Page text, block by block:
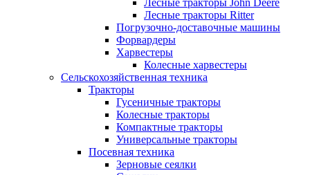
Лесные тракторы John Deere
Лесные тракторы Ritter
Погрузочно-доставочные машины
Форвардеры
Харвестеры
Колесные харвестеры
Сельскохозяйственная техника
Тракторы
Гусеничные тракторы
Колесные тракторы
Компактные тракторы
Универсальные тракторы
Посевная техника
Зерновые сеялки